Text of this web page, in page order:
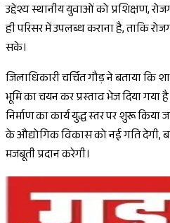
उद्देश्य स्थानीय युवाओं को प्रशिक्षण,
ही परिसर में उपलब्ध कराना है, ताकि
सके।
जिलाधिकारी चर्चित गौड़ ने बताया कि
भूमि का चयन कर प्रस्ताव भेज दिया गया
निर्माण का कार्य युद्ध स्तर पर शुरू
के औद्योगिक विकास को नई गति देगी,
मजबूती प्रदान करेगी।